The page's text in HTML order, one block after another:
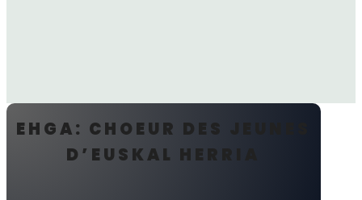
EHGA: CHOEUR DES JEUNES
D’EUSKAL HERRIA